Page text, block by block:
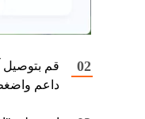
قم بتوصيل
داعم